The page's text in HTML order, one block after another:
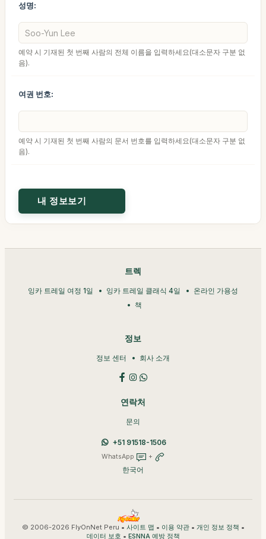
성명:
예약 시 기재된 첫 번째 사람의 전체 이름을 입력하세요(대소문자 구분 없
음).
여권 번호:
예약 시 기재된 첫 번째 사람의 문서 번호를 입력하세요(대소문자 구분 없
음).
트렉
잉카 트레일 여정 1일 잉카 트레일 클래식 4일
온라인 가용성
책
정보
정보 센터 회사 소개
연락처
문의
+51 91518-1506
WhatsApp +
한국어
© 2006-2026 FlyOnNet Peru • 사이트 맵 • 이용 약관• 개인 정보 정책 •
데이터 보호 • ESNNA 예방 정책